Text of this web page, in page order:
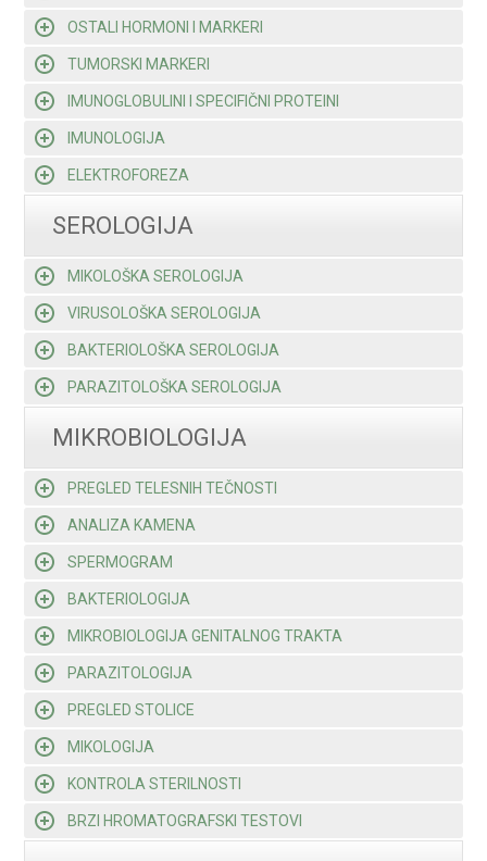
OSTALI HORMONI I MARKERI
TUMORSKI MARKERI
IMUNOGLOBULINI I SPECIFIČNI PROTEINI
IMUNOLOGIJA
ELEKTROFOREZA
SEROLOGIJA
MIKOLOŠKA SEROLOGIJA
VIRUSOLOŠKA SEROLOGIJA
BAKTERIOLOŠKA SEROLOGIJA
PARAZITOLOŠKA SEROLOGIJA
MIKROBIOLOGIJA
PREGLED TELESNIH TEČNOSTI
ANALIZA KAMENA
SPERMOGRAM
BAKTERIOLOGIJA
MIKROBIOLOGIJA GENITALNOG TRAKTA
PARAZITOLOGIJA
PREGLED STOLICE
MIKOLOGIJA
KONTROLA STERILNOSTI
BRZI HROMATOGRAFSKI TESTOVI